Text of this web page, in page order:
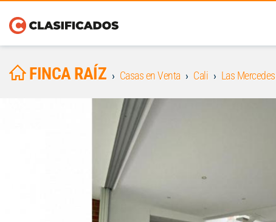
FINCA RAÍZ Casas en Venta Cali Las Mercedes